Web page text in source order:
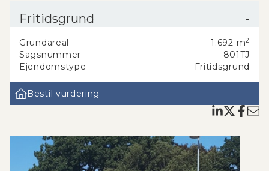
ved Nordskoven, så har du muligheden her lige overfor. Grunden
ikke byggemodnet.
Fritidsgrund -
Grundareal 1.692 m2
Sagsnummer
801TJ
Ejendomstype
Fritidsgrund
Bestil vurdering